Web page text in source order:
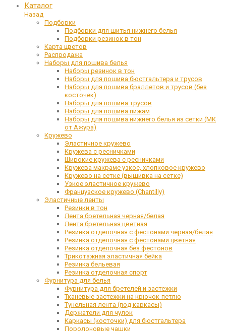
Каталог
Назад
Подборки
Подборки для шитья нижнего белья
Подборки резинок в тон
Карта цветов
Распродажа
Наборы для пошива белья
Наборы резинок в тон
Наборы для пошива бюстгальтера и трусов
Наборы для пошива браллетов и трусов (без
косточек)
Наборы для пошива трусов
Наборы для пошива пижам
Наборы для пошива нижнего белья из сетки (МК
от Ажура)
Кружево
Эластичное кружево
Кружева с ресничками
Широкие кружева с ресничками
Кружева макраме узкое, хлопковое кружево
Кружево на сетке (вышивка на сетке)
Узкое эластичное кружево
Французское кружево (Chantilly)
Эластичные ленты
Резинки в тон
Лента бретельная черная/белая
Лента бретельная цветная
Резинка отделочная с фестонами черная/белая
Резинка отделочная с фестонами цветная
Резинка отделочная без фестонов
Трикотажная эластичная бейка
Резинка бельевая
Резинка отделочная спорт
Фурнитура для белья
Фурнитура для бретелей и застежки
Тканевые застежки на крючок-петлю
Тунельная лента (под каркасы)
Держатели для чулок
Каркасы (косточки) для бюстгальтера
Поролоновые чашки